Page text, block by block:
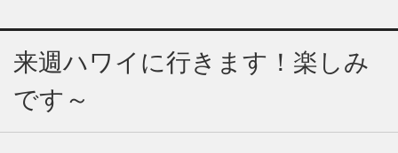
来週ハワイに行きます！楽しみ
です～